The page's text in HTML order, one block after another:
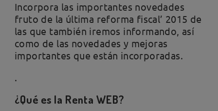
Incorpora las importantes novedades
fruto de la última reforma fiscal’ 2015 de
las que también iremos informando, así
como de las novedades y mejoras
importantes que están incorporadas.
.
¿Qué es la Renta WEB?